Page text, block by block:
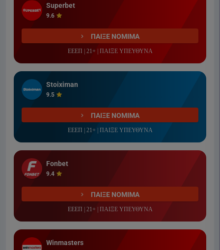
Superbet
9.6
ΠΑΙΞΕ ΝΟΜΙΜΑ
ΕΕΕΠ | 21+ | ΠΑΙΞΕ ΥΠΕΥΘΥΝΑ
Stoiximan
9.5
ΠΑΙΞΕ ΝΟΜΙΜΑ
ΕΕΕΠ | 21+ | ΠΑΙΞΕ ΥΠΕΥΘΥΝΑ
Fonbet
9.4
ΠΑΙΞΕ ΝΟΜΙΜΑ
ΕΕΕΠ | 21+ | ΠΑΙΞΕ ΥΠΕΥΘΥΝΑ
Winmasters